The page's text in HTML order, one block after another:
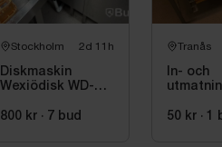
Stockholm 2d 11h
Diskmaskin
Wexiödisk WD-
800 kr · 7 bud
Tranås
In- och
50 kr · 1